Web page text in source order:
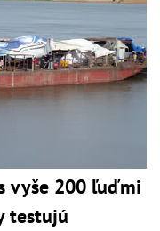
vyše 200 ľuďmi
testujú